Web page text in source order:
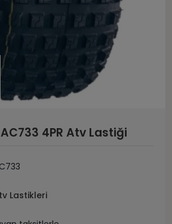
4PR Atv Lastiği
Lastikleri